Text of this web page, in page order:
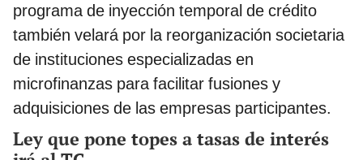
programa de inyección temporal de crédito
también velará por la reorganización societaria
de instituciones especializadas en
microfinanzas para facilitar fusiones y
adquisiciones de las empresas participantes.
Ley que pone topes a tasas de interés